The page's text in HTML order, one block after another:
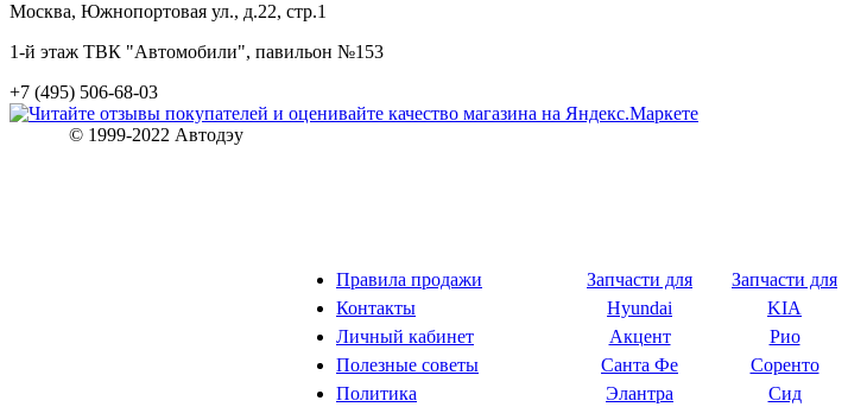
Москва, Южнопортовая ул., д.22, стр.1
1-й этаж ТВК "Автомобили", павильон №153
+7 (495) 506-68-03
Правила продажи
Контакты
Личный кабинет
Полезные советы
Политика
Запчасти для
Hyundai
Акцент
Санта Фе
Элантра
Запчасти для
KIA
Рио
Соренто
Сид
© 1999-2022 Автодэу